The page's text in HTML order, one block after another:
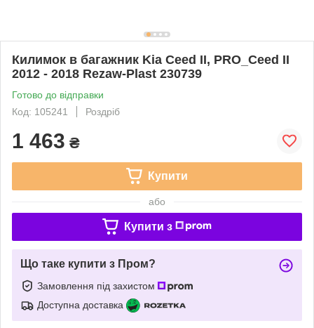
Килимок в багажник Kia Ceed II, PRO_Ceed II
2012 - 2018 Rezaw-Plast 230739
Готово до відправки
Код: 105241
Роздріб
1 463 ₴
Купити
або
Купити з
Що таке купити з Пром?
Замовлення під захистом
Доступна доставка